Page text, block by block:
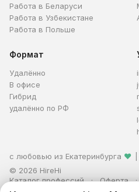
Работа в Беларуси
Работа в Узбекистане
Работа в Польше
Формат
Удалённо
В офисе
Гибрид
удалённо по РФ
с любовью из Екатеринбурга ❤
© 2026 HireHi
Каталог профессий
Оферта
Персональные данные
Реклама